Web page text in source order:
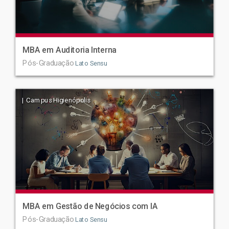
MBA em Auditoria Interna
Pós-Graduação Lato Sensu
| Campus Higienópolis
MBA em Gestão de Negócios com IA
Pós-Graduação Lato Sensu